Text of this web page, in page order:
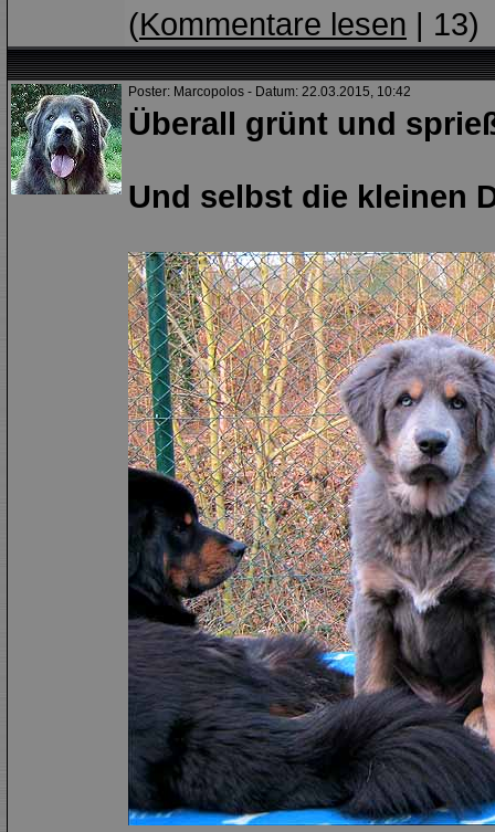
(Kommentare lesen | 13)
Poster: Marcopolos - Datum: 22.03.2015, 10:42
Überall grünt und
Und selbst die kleinen